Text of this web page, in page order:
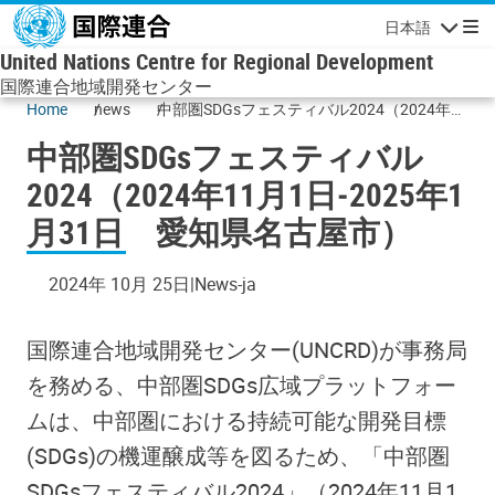
メインコンテンツに移動
日本語
ナビゲーシ
United Nations Centre for Regional Development
国際連合地域開発センター
Home news
中部圏SDGsフェスティバル2024（2024年11
中部圏SDGsフェスティバル
2024（2024年11月1日‐2025年1
月31日 愛知県名古屋市）
2024年 10月 25日 News-ja
国際連合地域開発センター(UNCRD)が事務局
を務める、中部圏SDGs広域プラットフォー
ムは、中部圏における持続可能な開発目標
(SDGs)の機運醸成等を図るため、「中部圏